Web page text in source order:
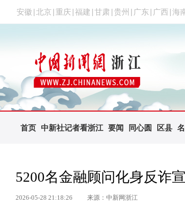
安徽 北京 重庆 福建 甘肃 贵州 广东 广西 海
首页 中新社记者看浙江 要闻 同心圆 区县
5200名金融顾问化身反诈
2026-05-28 21:18:26 来源：中新网浙江